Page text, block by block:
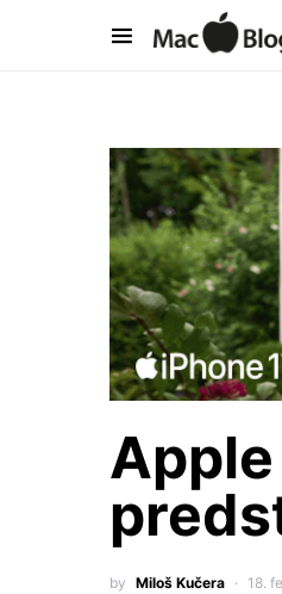
by Miloš Kučera 18.